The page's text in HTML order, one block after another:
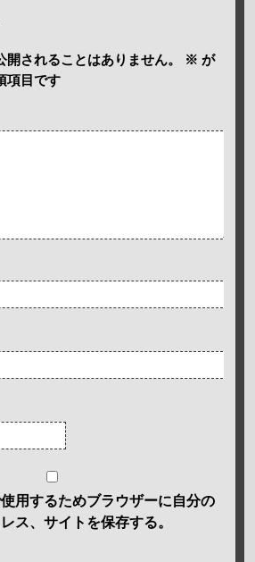
開されることはありません。 ※ が
項目です
用するためブラウザーに自分の
ス、サイトを保存する。